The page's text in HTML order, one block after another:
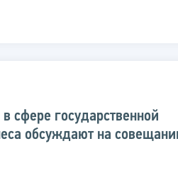
сфере государственной
обсуждают на